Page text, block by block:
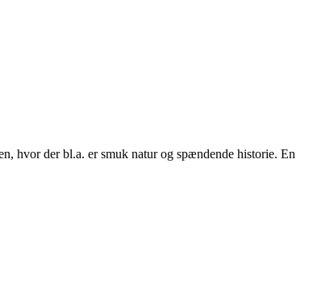
hvor der bl.a. er smuk natur og spændende historie. En